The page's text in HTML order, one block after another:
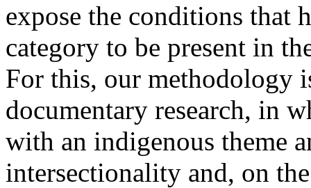
expose the conditions that
category to be present in
For this, our methodology
documentary research, in
with an indigenous theme
intersectionality and, on